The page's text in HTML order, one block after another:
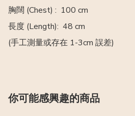
胸闊 (Chest) :  100 cm
長度 (Length):  48 cm
(手工測量或存在 1-3cm 誤差)
你可能感興趣的商品